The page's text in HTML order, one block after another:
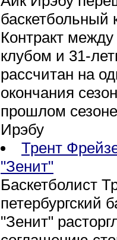
баскетбольный
Контракт между
клубом и 31-
рассчитан на
окончания
прошлом
Ирэбу
Трент
"Зенит"
Баскетболист
петербургский
"Зенит"